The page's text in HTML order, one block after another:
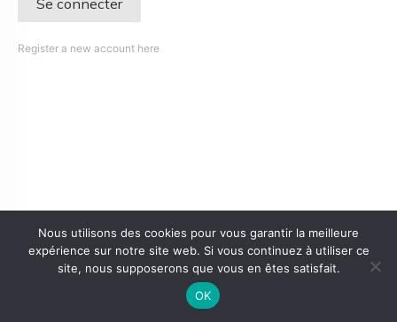
Register a new account here
Nous utilisons des cookies pour vous garantir la meilleure
expérience sur notre site web. Si vous continuez à utiliser ce
site, nous supposerons que vous en êtes satisfait.
OK